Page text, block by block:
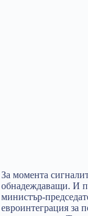
За момента
обнадеждаващи. И
министър-
евроинтеграция за